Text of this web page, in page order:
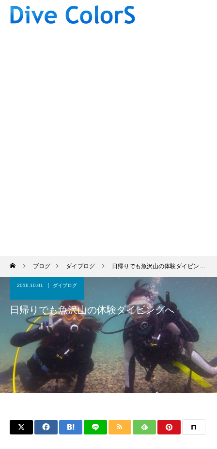
ブログ ダイブログ 日帰りでも魚沢山の体験ダイビングへ
2016.10.01 ダイブログ
日帰りでも魚沢山の体験ダイビングへ